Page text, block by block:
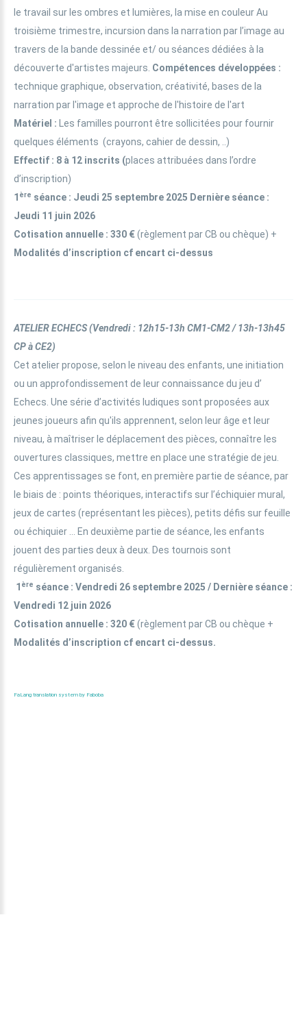
le travail sur les ombres et lumières, la mise en couleur Au
troisième trimestre, incursion dans la narration par l’image au
travers de la bande dessinée et/ ou séances dédiées à la
découverte d'artistes majeurs. Compétences développées :
technique graphique, observation, créativité, bases de la
narration par l'image et approche de l'histoire de l'art
Matériel : Les familles pourront être sollicitées pour fournir
quelques éléments (crayons, cahier de dessin, ..)
Effectif : 8 à 12 inscrits (places attribuées dans l’ordre
d’inscription)
1 ère séance : Jeudi 25 septembre 2025 Dernière séance :
Jeudi 11 juin 2026
Cotisation annuelle : 330 €(règlement par CB ou chèque) +
Modalités d’inscription cf encart ci-dessus
ATELIER ECHECS(Vendredi : 12h15-13h CM1-CM2 / 13h-13h45
CP à CE2)
Cet atelier propose, selon le niveau des enfants, une initiation
ou un approfondissement de leur connaissance du jeu d’
Echecs. Une série d’activités ludiques sont proposées aux
jeunes joueurs afin qu'ils apprennent, selon leur âge et leur
niveau, à maîtriser le déplacement des pièces, connaître les
ouvertures classiques, mettre en place une stratégie de jeu.
Ces apprentissages se font, en première partie de séance, par
le biais de : points théoriques, interactifs sur l’échiquier mural,
jeux de cartes (représentant les pièces), petits défis sur feuille
ou échiquier … En deuxième partie de séance, les enfants
jouent des parties deux à deux. Des tournois sont
régulièrement organisés.
1 ère séance : Vendredi 26 septembre 2025 / Dernière séance :
Vendredi 12 juin 2026
Cotisation annuelle : 320 €(règlement par CB ou chèque +
Modalités d’inscription cf encart ci-dessus.
FaLang translation system by Faboba